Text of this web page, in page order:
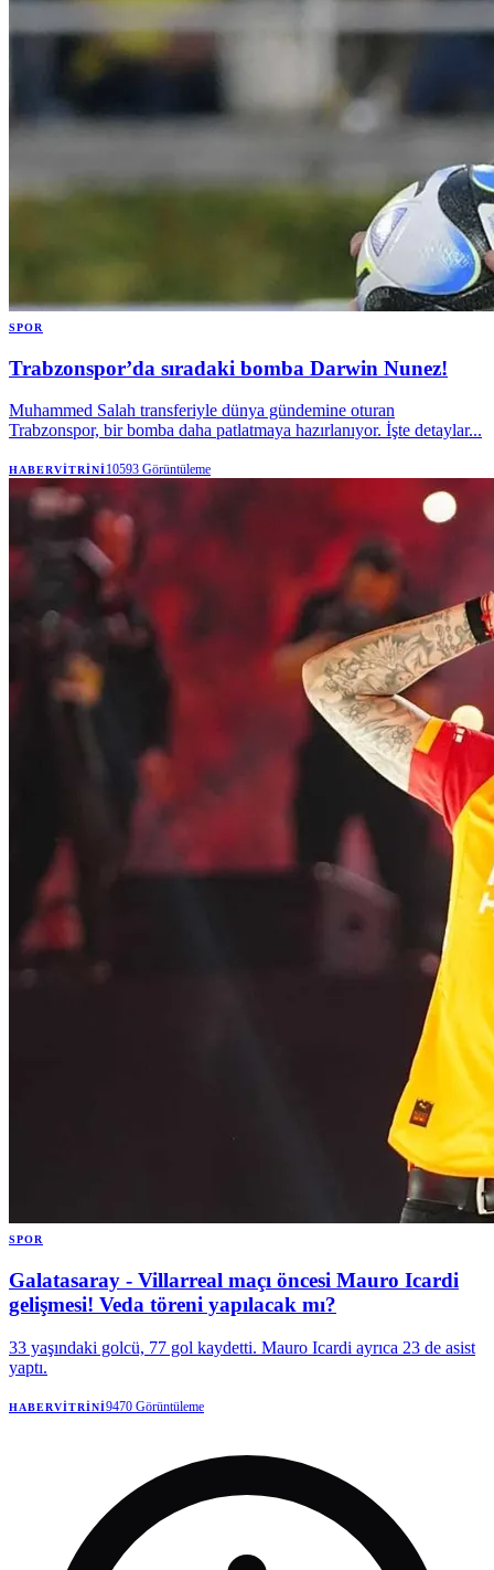
SPOR
Trabzonspor’da sıradaki bomba Darwin Nunez!
Muhammed Salah transferiyle dünya gündemine oturan
Trabzonspor, bir bomba daha patlatmaya hazırlanıyor. İşte detaylar...
HABERVITRINI10593 Görüntüleme
SPOR
Galatasaray - Villarreal maçı öncesi Mauro Icardi
gelişmesi! Veda töreni yapılacak mı?
33 yaşındaki golcü, 77 gol kaydetti. Mauro Icardi ayrıca 23 de asist
yaptı.
HABERVITRINI9470 Görüntüleme